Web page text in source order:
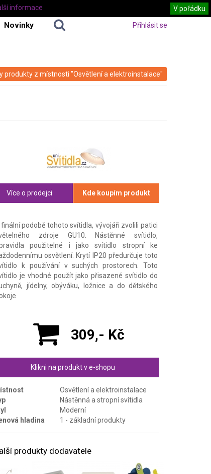
Novinky Přihlásit se
produkty z místnosti "Osvětlení a elektroinstalace"
Více o prodejci Kde koupím produkt
finální podobě tohoto svítidla, vývojáři zvolili patici
zdroje GU10. Nástěnné svítidlo,
použitelné i jako svítidlo stropní ke
osvětlení. Krytí IP20 předurčuje toto
k používání v suchých prostorech. Toto
je vhodné použít jako přisazené svítidlo do
jídelny, obýváku, ložnice a do dětského
309,- Kč
Klikni na produkt v e-shopu
Osvětlení a elektroinstalace
Nástěnná a stropní svítidla
Moderní
hladina
1 - základní produkty
produkty dodavatele
V pořádku
informace